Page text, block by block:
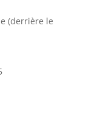
(derrière le